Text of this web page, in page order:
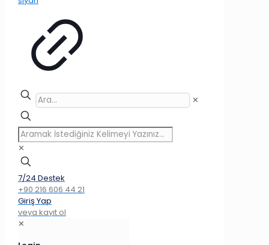
✕
✕
7/24 Destek
+90 216 606 44 21
Giriş Yap
veya kayıt ol
✕